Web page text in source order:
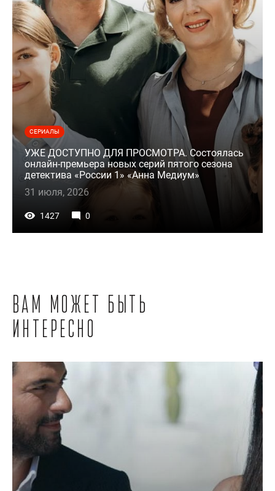
СЕРИАЛЫ
УЖЕ ДОСТУПНО ДЛЯ ПРОСМОТРА. Состоялась
онлайн-премьера новых серий пятого сезона
детектива «России 1» «Анна Медиум»
31 июля, 2026
1427 0
Вам может быть
интересно